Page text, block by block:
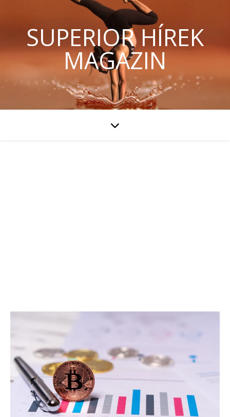
SUPERIOR HÍREK
MAGAZIN